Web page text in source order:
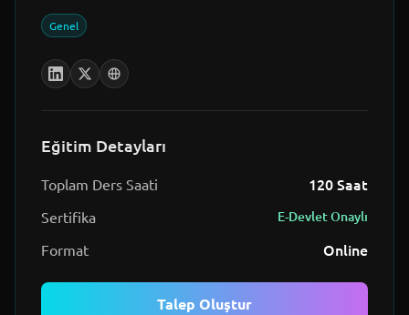
Genel
Eğitim Detayları
Toplam Ders Saati 120Saat
Sertifika E-Devlet Onaylı
Format Online
Talep Oluştur